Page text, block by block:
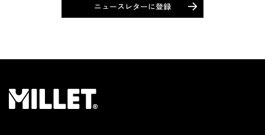
ニュースレターに登録